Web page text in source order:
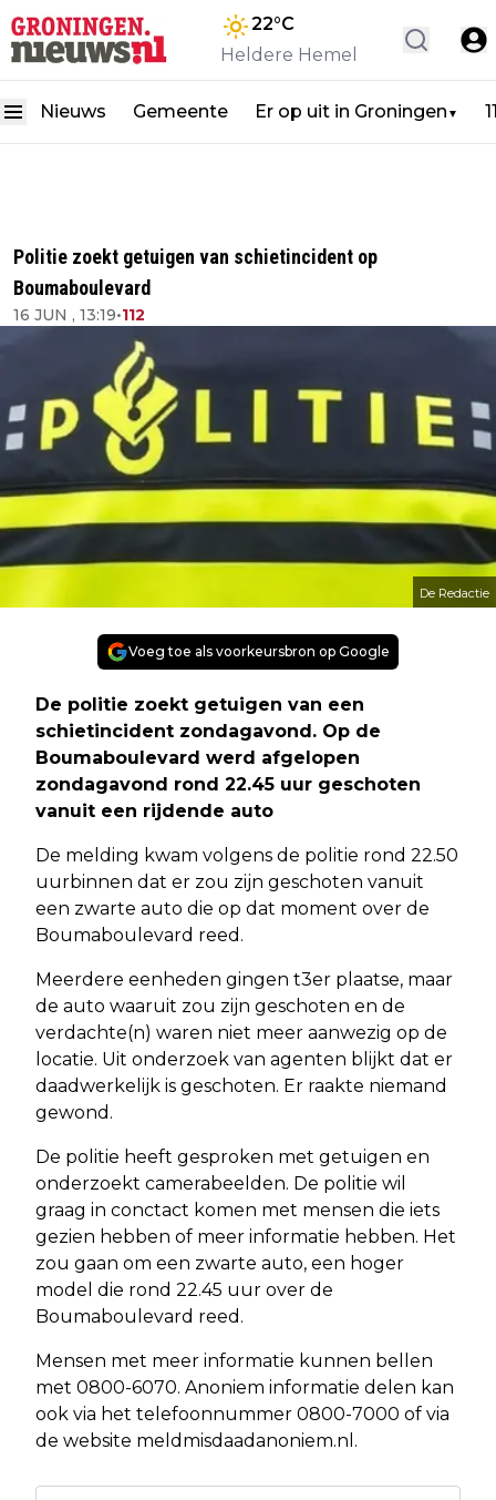
22°C
Heldere Hemel
Nieuws Gemeente Er op uit in Groningen ▼
Politie zoekt getuigen van schietincident op
Boumaboulevard
16 JUN , 13:19•112
De Redactie
Voeg toe als voorkeursbron op Google
De politie zoekt getuigen van een
schietincident zondagavond. Op de
Boumaboulevard werd afgelopen
zondagavond rond 22.45 uur geschoten
vanuit een rijdende auto
De melding kwam volgens de politie rond 22.50
uurbinnen dat er zou zijn geschoten vanuit
een zwarte auto die op dat moment over de
Boumaboulevard reed.
Meerdere eenheden gingen t3er plaatse, maar
de auto waaruit zou zijn geschoten en de
verdachte(n) waren niet meer aanwezig op de
locatie. Uit onderzoek van agenten blijkt dat er
daadwerkelijk is geschoten. Er raakte niemand
gewond.
De politie heeft gesproken met getuigen en
onderzoekt camerabeelden. De politie wil
graag in conctact komen met mensen die iets
gezien hebben of meer informatie hebben. Het
zou gaan om een zwarte auto, een hoger
model die rond 22.45 uur over de
Boumaboulevard reed.
Mensen met meer informatie kunnen bellen
met 0800-6070. Anoniem informatie delen kan
ook via het telefoonnummer 0800-7000 of via
de website meldmisdaadanoniem.nl.